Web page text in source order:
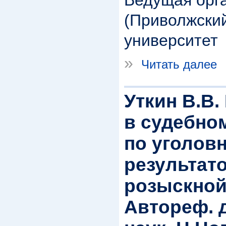
университет
»
Читать далее
Уткин В.В.
в
по
Автореф.